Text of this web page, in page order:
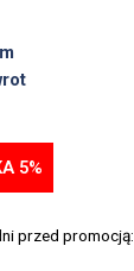
5%
przed promocją: